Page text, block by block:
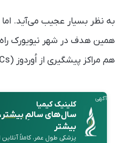
به نظر بسیار عجیب می‌آید.
همین هدف در شهر نیویورک
هم مراکز پیشگیری از اُوردوز (OPCs) گذاشته‌اند.
آگهی
کلینیک کیمیا
سال‌های سالمِبیشتر
بیشتر
پزشکی طول عمر، کاملاً